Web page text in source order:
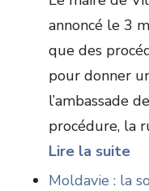
annoncé le 3
que des
pour donner
l’ambassade
procédure, la
Lire la suite
Moldavie : la